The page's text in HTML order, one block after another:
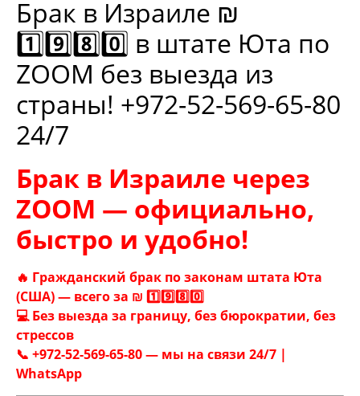
Брак в Израиле ₪
1️⃣9️⃣8️⃣0️⃣ в штате Юта по
ZOOM без выезда из
страны! +972-52-569-65-80
24/7
Брак в Израиле через
ZOOM — официально,
быстро и удобно!
🔥 Гражданский брак по законам штата Юта
(США) — всего за ₪ 1️⃣9️⃣8️⃣0️⃣
💻 Без выезда за границу, без бюрократии, без
стрессов
📞 +972-52-569-65-80 — мы на связи 24/7 |
WhatsApp